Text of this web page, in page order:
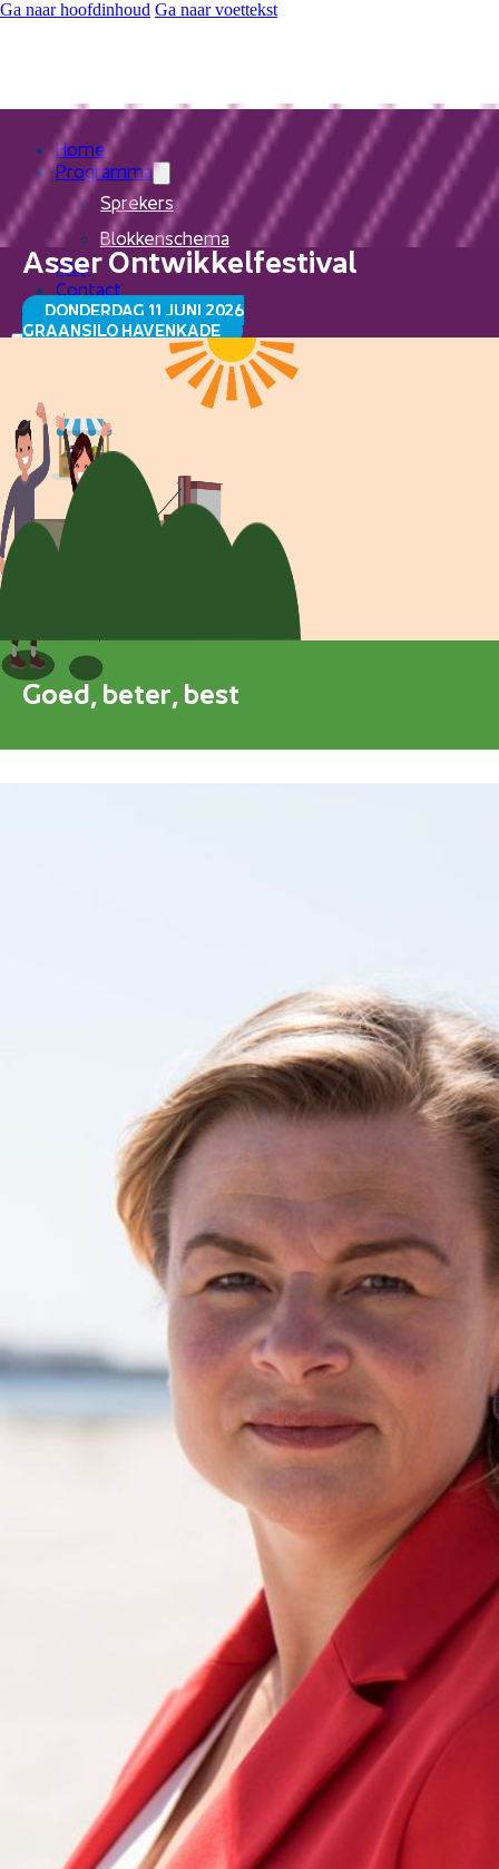
Ga naar hoofdinhoud Ga naar voettekst
Home
Programma
Sprekers
Blokkenschema
FAQ
Contact
Home
Programma
Sprekers
Blokkenschema
Asser Ontwikkelfestival
DONDERDAG 11 JUNI 2026
GRAANSILO HAVENKADE
Goed, beter, best